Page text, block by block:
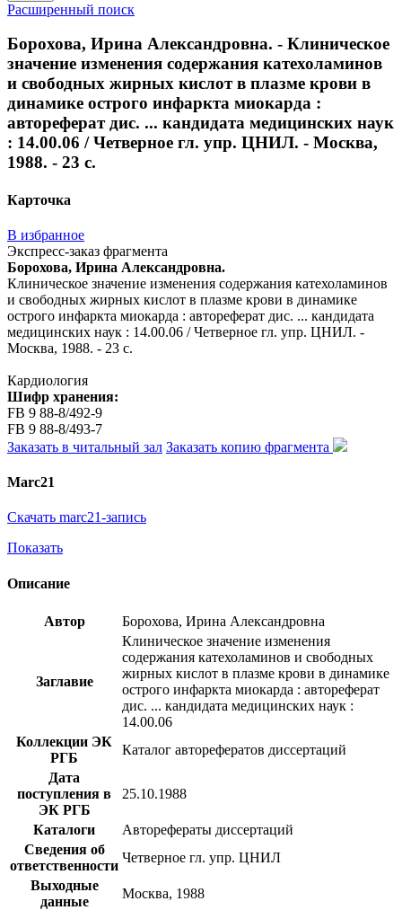
Расширенный поиск
Борохова, Ирина Александровна. - Клиническое
значение изменения содержания катехоламинов
и свободных жирных кислот в плазме крови в
динамике острого инфаркта миокарда :
автореферат дис. ... кандидата медицинских наук
: 14.00.06 / Четверное гл. упр. ЦНИЛ. - Москва,
1988. - 23 с.
Карточка
В избранное
Экспресс-заказ фрагмента
Борохова, Ирина Александровна.
Клиническое значение изменения содержания катехоламинов
и свободных жирных кислот в плазме крови в динамике
острого инфаркта миокарда : автореферат дис. ... кандидата
медицинских наук : 14.00.06 / Четверное гл. упр. ЦНИЛ. -
Москва, 1988. - 23 с.
Кардиология
Шифр хранения:
FB 9 88-8/492-9
FB 9 88-8/493-7
Заказать в читальный зал Заказать копию фрагмента
Marc21
Скачать marc21-запись
Показать
Описание
Автор Борохова, Ирина Александровна
Заглавие
Клиническое значение изменения
содержания катехоламинов и свободных
жирных кислот в плазме крови в динамике
острого инфаркта миокарда : автореферат
дис. ... кандидата медицинских наук :
14.00.06
Коллекции ЭК
РГБ
Каталог авторефератов диссертаций
Дата
поступления в
ЭК РГБ
25.10.1988
Каталоги
Авторефераты диссертаций
Сведения об
ответственности
Четверное гл. упр. ЦНИЛ
Выходные
данные
Москва, 1988